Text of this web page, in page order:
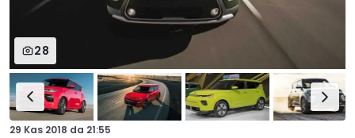
28
29 Kas 2018 da 21:55